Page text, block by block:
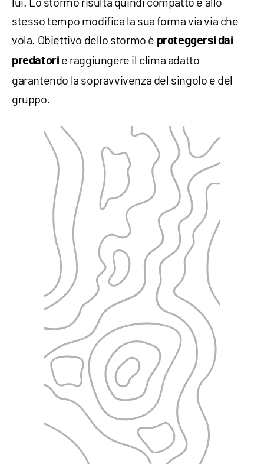
stesso tempo modifica la sua forma via via che
vola. Obiettivo dello stormo è proteggersi dai
predatori e raggiungere il clima adatto
garantendo la sopravvivenza del singolo e del
gruppo.